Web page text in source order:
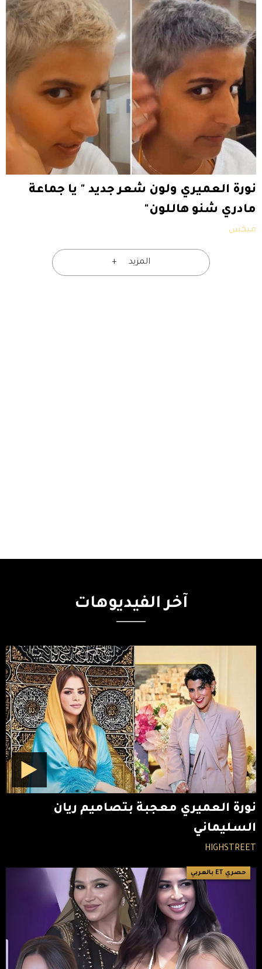
نورة العميري ولون شعر جديد " يا جماعة
مادري شنو هاللون"
ميكس
المزيد
آخر الفيديوهات
نورة العميري معجبة بتصاميم ريان
السليماني
HIGHSTREET
حصري ET بالعربي